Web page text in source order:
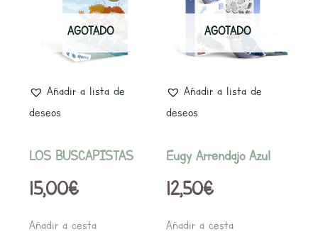
AGOTADO
Añadir a lista de
deseos
LOS BUSCAPISTAS
15,00€
Añadir a cesta
AGOTADO
Añadir a lista de
deseos
Eugy Arrendajo Azul
12,50€
Añadir a cesta